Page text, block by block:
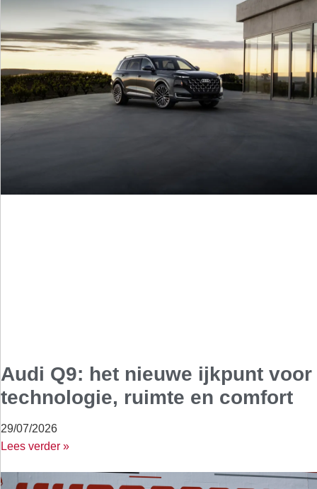
Audi Q9: het nieuwe ijkpunt voor
technologie, ruimte en comfort
29/07/2026
Lees verder »